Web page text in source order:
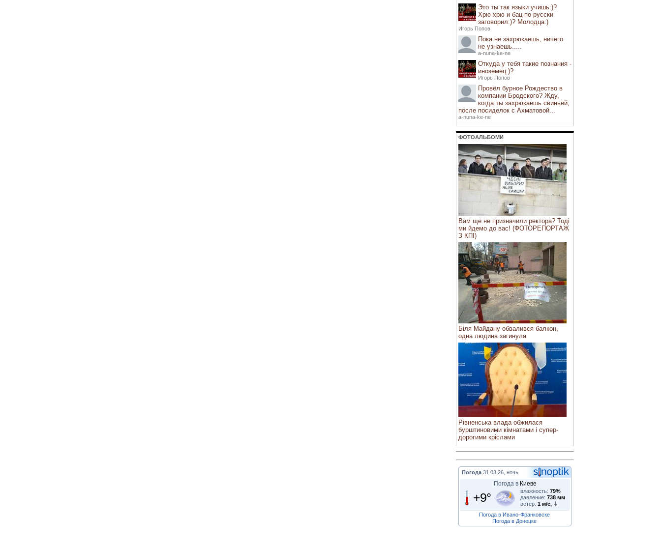
Это ты так языки учишь:)?
Хрю-хрю и бац по-русски
заговорил:)? Молодца:)
Игорь Попов
Пока не захрюкаешь, ничего
не узнаешь.....
a-nuna-ke-ne
Откуда у тебя такие познания -
иноземец:)?
Игорь Попов
Провёл бурное Рождество в
компании Бродского? Жду,
когда ты захрюкаешь свиньёй,
после посиделок с Ахматовой...
a-nuna-ke-ne
ФОТОАЛЬБОМИ
Вам ще не призначили ректора? Тоді
ми йдемо до вас! (ФОТОРЕПОРТАЖ
З КПІ)
Біля Майдану обвалився балкон,
одна людина загинула
Рівненська влада обжилася
бурштиновими кімнатами і супер-
дорогими кріслами
Погода 31.03.26, ночь
Погода в Киеве
+9° влажность: 79%
давление: 738 мм
ветер: 1 м/с,
Погода в Ивано-Франковске
Погода в Донецке